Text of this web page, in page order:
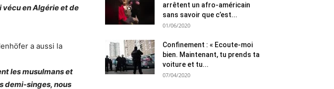
vécu en Algérie et de
a aussi la
les musulmans et
demi-singes, nous
arrêtent un afro-américain
sans savoir que c’est...
01/06/2020
Confinement : « Ecoute-moi
bien. Maintenant, tu prends ta
voiture et tu...
07/04/2020